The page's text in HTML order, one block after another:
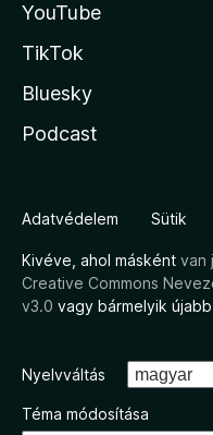
YouTube
TikTok
Bluesky
Podcast
Adatvédelem Sütik
Kivéve, ahol másként van
Creative Commons
v3.0 vagy bármelyik
Nyelvváltás
Téma módosítása